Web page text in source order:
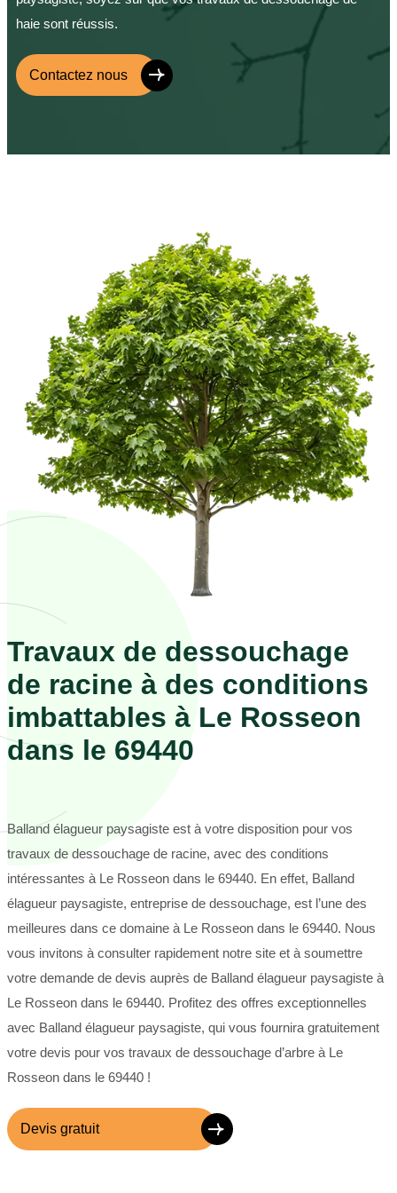
haie sont réussis.
Contactez nous
Travaux de dessouchage
de racine à des conditions
imbattables à Le Rosseon
dans le 69440
Balland élagueur paysagiste est à votre disposition pour vos
travaux de dessouchage de racine, avec des conditions
intéressantes à Le Rosseon dans le 69440. En effet, Balland
élagueur paysagiste, entreprise de dessouchage, est l’une des
meilleures dans ce domaine à Le Rosseon dans le 69440. Nous
vous invitons à consulter rapidement notre site et à soumettre
votre demande de devis auprès de Balland élagueur paysagiste à
Le Rosseon dans le 69440. Profitez des offres exceptionnelles
avec Balland élagueur paysagiste, qui vous fournira gratuitement
votre devis pour vos travaux de dessouchage d’arbre à Le
Rosseon dans le 69440 !
Devis gratuit